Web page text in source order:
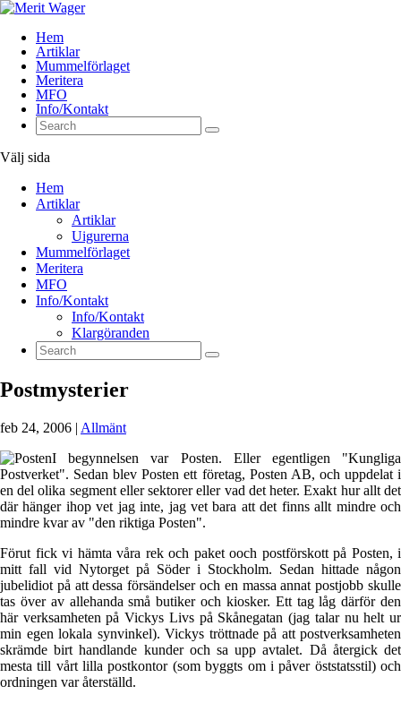
Hem
Artiklar
Mummelförlaget
Meritera
MFO
Info/Kontakt
Välj sida
Hem
Artiklar
Artiklar
Uigurerna
Mummelförlaget
Meritera
MFO
Info/Kontakt
Info/Kontakt
Klargöranden
Postmysterier
feb 24, 2006 | Allmänt
I begynnelsen var Posten. Eller egentligen "Kungliga
Postverket". Sedan blev Posten ett företag, Posten AB, och uppdelat i
en del olika segment eller sektorer eller vad det heter. Exakt hur allt det
där hänger ihop vet jag inte, jag vet bara att det finns allt mindre och
mindre kvar av "den riktiga Posten".
Förut fick vi hämta våra rek och paket ooch postförskott på Posten, i
mitt fall vid Nytorget på Söder i Stockholm. Sedan hittade någon
jubelidiot på att dessa försändelser och en massa annat postjobb skulle
tas över av allehanda små butiker och kiosker. Ett tag låg därför den
här verksamheten på Vickys Livs på Skånegatan (jag talar nu helt ur
min egen lokala synvinkel). Vickys tröttnade på att postverksamheten
skrämde birt handlande kunder och sa upp avtalet. Då återgick det
mesta till vårt lilla postkontor (som byggts om i påver öststatsstil) och
ordningen var återställd.